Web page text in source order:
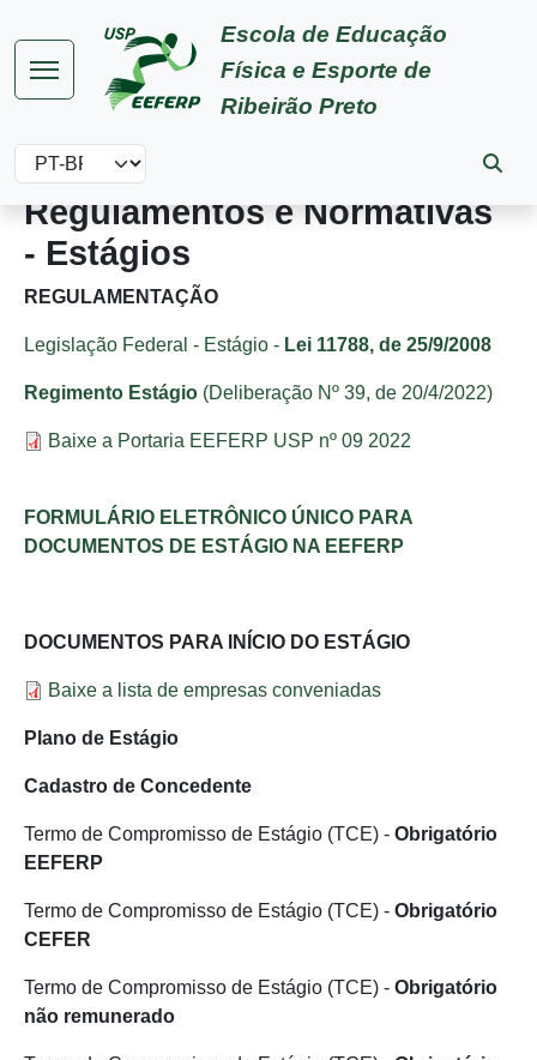
Escola de Educação
Física e Esporte de
Ribeirão Preto
Select your language
Regulamentos e Normativas
- Estágios
REGULAMENTAÇÃO
Legislação Federal - Estágio - Lei 11788, de 25/9/2008
Regimento Estágio (Deliberação Nº 39, de 20/4/2022)
Documento
Baixe a Portaria EEFERP USP nº 09 2022
FORMULÁRIO ELETRÔNICO ÚNICO PARA
DOCUMENTOS DE ESTÁGIO NA EEFERP
DOCUMENTOS PARA INÍCIO DO ESTÁGIO
Documento
Baixe a lista de empresas conveniadas
Plano de Estágio
Cadastro de Concedente
Termo de Compromisso de Estágio (TCE) - Obrigatório
EEFERP
Termo de Compromisso de Estágio (TCE) - Obrigatório
CEFER
Termo de Compromisso de Estágio (TCE) - Obrigatório
não remunerado